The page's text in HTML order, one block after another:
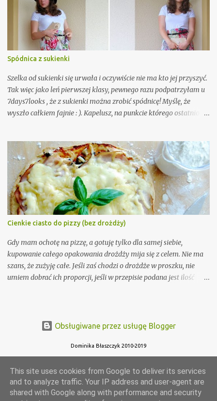
umiejętności kulinarnych, ani nawet piekarnika, to musicie go
wypróbować!
Spódnica z sukienki
Szelka od sukienki się urwała i oczywiście nie ma kto jej przyszyć.
Tak więc jako leń pierwszej klasy, pewnego razu podpatrzyłam u
7days7looks , że z sukienki można zrobić spódnicę! Myślę, że
wyszło całkiem fajnie : ). Kapelusz, na punkcie którego ostatnio
Cienkie ciasto do pizzy (bez drożdży)
Gdy mam ochotę na pizzę, a gotuję tylko dla samej siebie,
kupowanie całego opakowania drożdży mija się z celem. Nie ma
szans, że zużyję całe. Jeśli zaś chodzi o drożdże w proszku, nie
umiem dobrać ich proporcji, jeśli w przepisie podana jest ilość
zmodyfikowałam i od tamtej pory robiłam go wielokrotnie (za
Obsługiwane przez usługę Blogger
Dominika Błaszczyk 2010-2019
This site uses cookies from Google to deliver its services
and to analyze traffic. Your IP address and user-agent are
shared with Google along with performance and security